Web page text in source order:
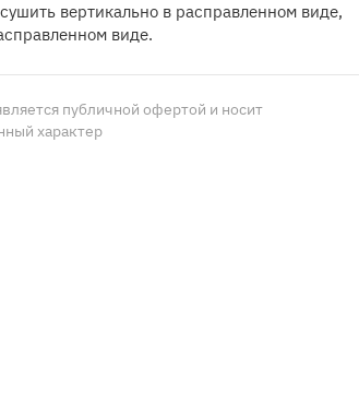
вертикально в расправленном виде,
виде.
публичной офертой и носит
характер